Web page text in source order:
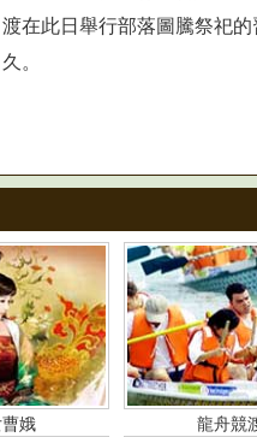
渡在此日舉行部落圖騰祭祀
久。
娥 龍舟競